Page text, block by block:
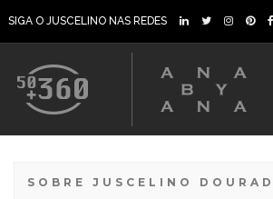
SIGA O JUSCELINO NAS REDES
SOBRE JUSCELINO